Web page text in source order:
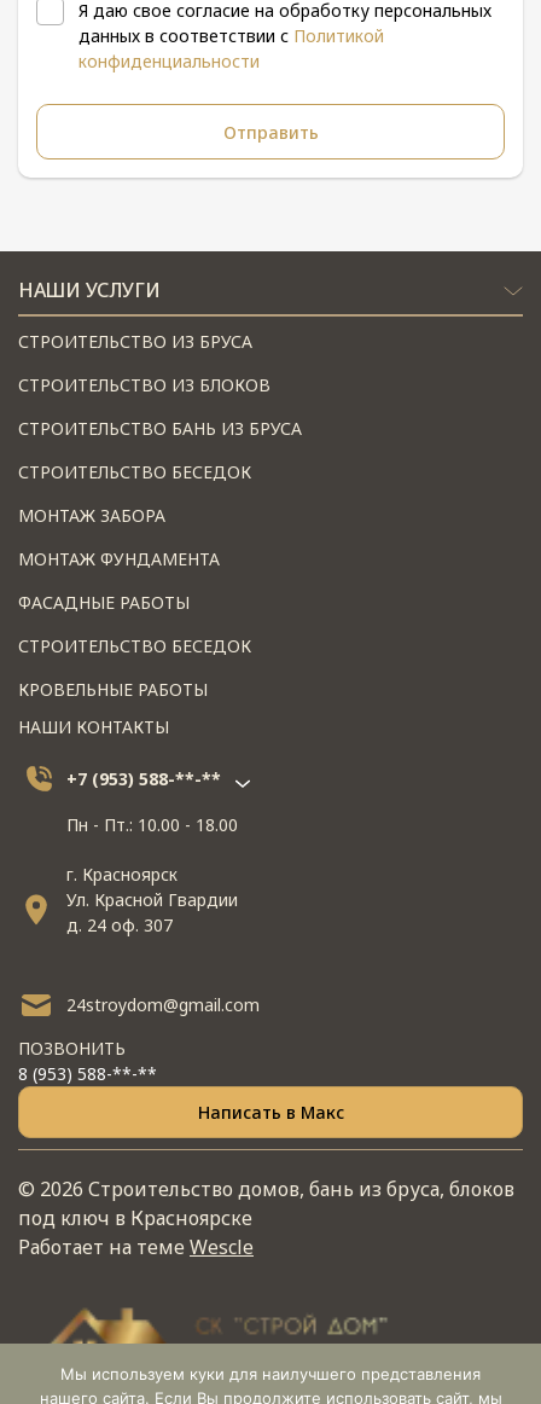
Я даю свое согласие на обработку персональных
данных в соответствии с Политикой
конфиденциальности
НАШИ УСЛУГИ
СТРОИТЕЛЬСТВО ИЗ БРУСА
СТРОИТЕЛЬСТВО ИЗ БЛОКОВ
СТРОИТЕЛЬСТВО БАНЬ ИЗ БРУСА
СТРОИТЕЛЬСТВО БЕСЕДОК
МОНТАЖ ЗАБОРА
МОНТАЖ ФУНДАМЕНТА
ФАСАДНЫЕ РАБОТЫ
СТРОИТЕЛЬСТВО БЕСЕДОК
КРОВЕЛЬНЫЕ РАБОТЫ
НАШИ КОНТАКТЫ
+7 (953) 588-**-**
Пн - Пт.: 10.00 - 18.00
г. Красноярск
Ул. Красной Гвардии
д. 24 оф. 307
24stroydom@gmail.com
ПОЗВОНИТЬ
8 (953) 588-**-**
Написать в Макс
© 2026 Строительство домов, бань из бруса, блоков
под ключ в Красноярске
Работает на темеWescle
Мы используем куки для наилучшего представления
нашего сайта. Если Вы продолжите использовать сайт, мы